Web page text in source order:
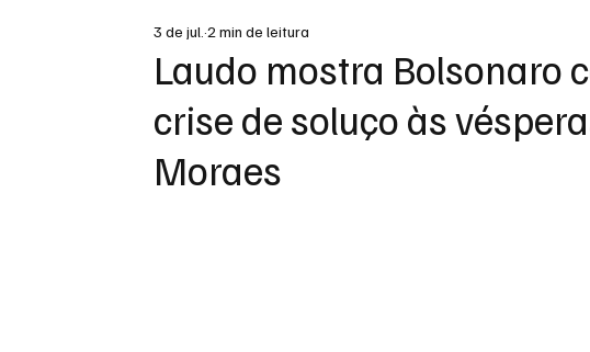
DESTAQUE
Laudo mostra Bolsonaro
crise de soluço às
Moraes
3 de jul.2 min de leitura